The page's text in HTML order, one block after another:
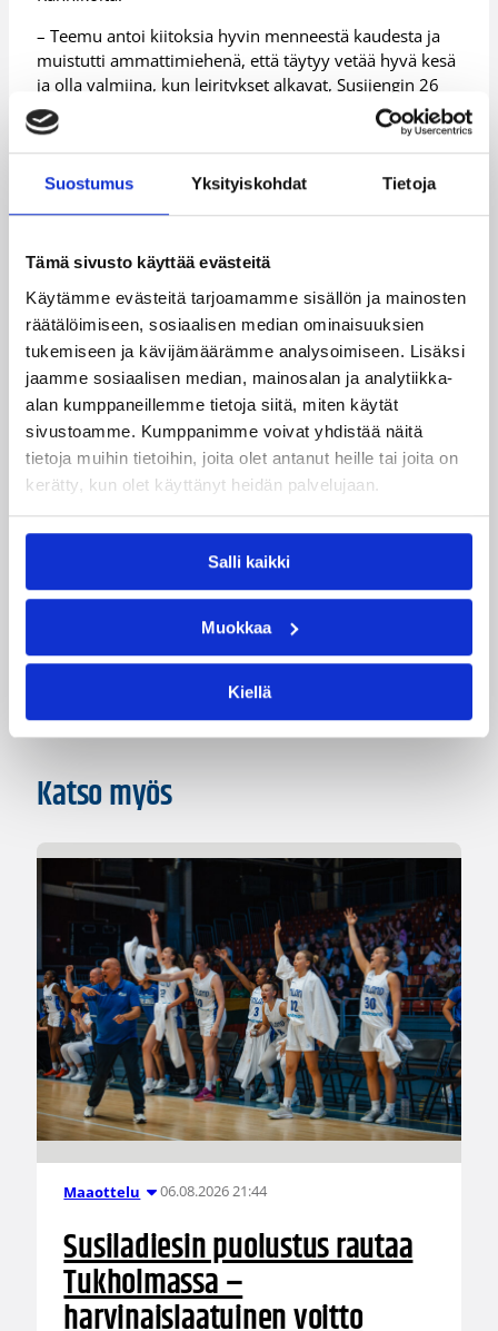
Suostumus Yksityiskohdat Tietoja
Tämä sivusto käyttää evästeitä
Käytämme evästeitä tarjoamamme sisällön ja mainosten
räätälöimiseen, sosiaalisen median ominaisuuksien
tukemiseen ja kävijämäärämme analysoimiseen. Lisäksi
jaamme sosiaalisen median, mainosalan ja analytiikka-
alan kumppaneillemme tietoja siitä, miten käytät
sivustoamme. Kumppanimme voivat yhdistää näitä
tietoja muihin tietoihin, joita olet antanut heille tai joita on
kerätty, kun olet käyttänyt heidän palvelujaan.
Salli kaikki
Muokkaa
Kiellä
– Teemu antoi kiitoksia hyvin menneestä kaudesta ja
muistutti ammattimiehenä, että täytyy vetää hyvä kesä
ja olla valmiina, kun leiritykset alkavat, Susijengin 26
pelaajan kokoonpanoon nimetty Lehto paljasti
Rannikon sanoneen loppuvihellyksen jälkeen.
Lehdon pääsarjauran paras kausi päättyi näin Suomen
mestaruuteen ja varmaa on, että 30-vuotias
manselainen moottoriturpa ihastuttaa – ja vihastuttaa
– Kyllähän tämä on ollut ihan unohtumaton kausi.
Pelasin parasta koristani ikinä ja Suomen mestaruuden
muistaa varmasti ikuisesti, Lehto hehkuu.
– Nyt on kuitenkin tankki aika tyhjä ja vähän aikaa
pitää latailla akkuja.
Lisätietoja:Antero Lehto
Kategoriat
Haastattelu Pääjuttu
Katso myös
Maaottelu 06.08.2026 21:44
Susiladiesin puolustus rautaa
Tukholmassa –
harvinaislaatuinen voitto